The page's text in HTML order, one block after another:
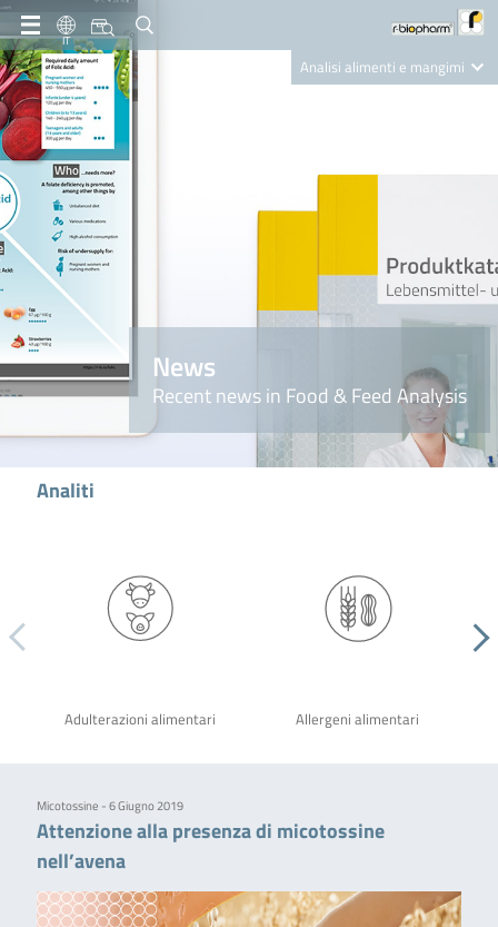
IT
Analisi alimenti e mangimi
Nutrition Care
News
Recent news in Food & Feed Analysis
Analiti
Adulterazioni alimentari Allergeni alimentari
Micotossine - 6 Giugno 2019
Attenzione alla presenza di micotossine
nell’avena